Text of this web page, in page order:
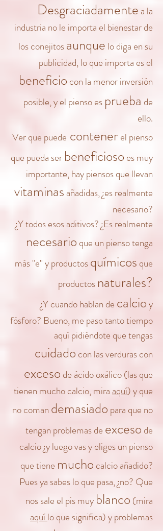
Desgraciadamentea la
industria no le importa el bienestar de
los conejitosaunque lo diga en su
publicidad, lo que importa es el
beneficio con la menor inversión
posible, y el pienso es prueba de
ello.
Ver que puede contenerel pienso
que pueda ser beneficioso es muy
importante, hay piensos que llevan
vitaminasañadidas, ¿es realmente
necesario?
¿Y todos esos aditivos? ¿Es realmente
necesario que un pienso tenga
más "e" y productosquímicos que
productos naturales?
¿Y cuando hablan de calcioy
fósforo? Bueno, me paso tanto tiempo
aquí pidiéndote que tengas
cuidado con las verduras con
exceso de ácido oxálico (las que
tienen mucho calcio, miraaquí) y que
no coman demasiado para que no
tengan problemas de exceso de
calcio ¿y luego vas y eliges un pienso
que tiene mucho calcio añadido?
Pues ya sabes lo que pasa, ¿no? Que
nos sale el pis muy blanco (mira
aquílo que significa) y problemas